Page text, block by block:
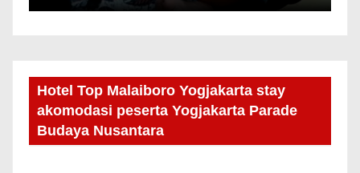
Hotel Top Malaiboro Yogjakarta stay
akomodasi peserta Yogjakarta Parade
Budaya Nusantara